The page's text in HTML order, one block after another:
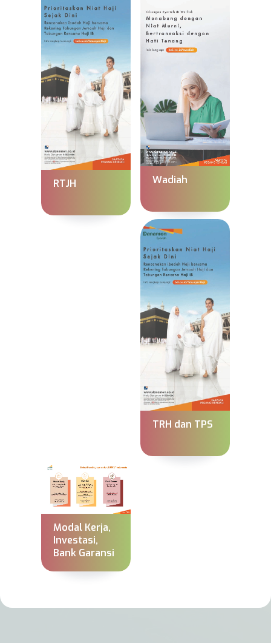
RTJH Wadiah
TRH dan TPS
Modal Kerja,
Investasi,
Bank Garansi